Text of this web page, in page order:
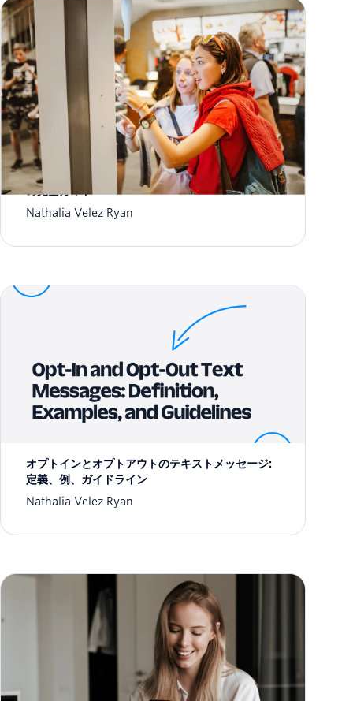
FAQからチャットボットまで: 顧客セルフサービス
の完全ガイド
Nathalia Velez Ryan
オプトインとオプトアウトのテキストメッセージ:
定義、例、ガイドライン
Nathalia Velez Ryan